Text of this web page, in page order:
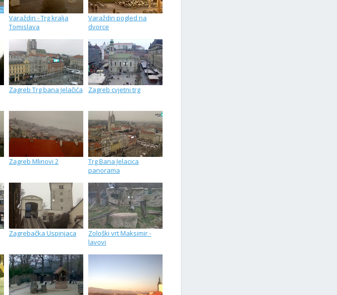
Varaždin - Trg kralja
Tomislava
Varaždin pogled na
dvorce
Zagreb Trg bana Jelačića Zagreb cvjetni trg
Zagreb Mlinovi 2
Trg Bana Jelacica
panorama
Zagrebačka Uspinjaca
Zološki vrt Maksimir -
lavovi